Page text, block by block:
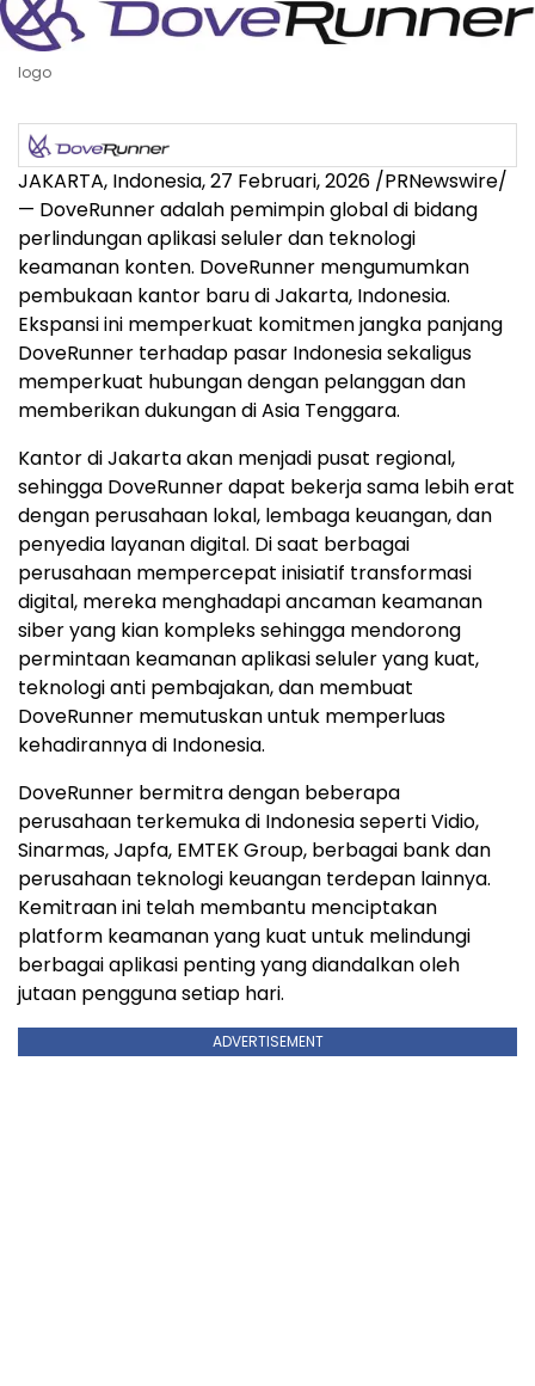
logo
JAKARTA, Indonesia,27 Februari, 2026 /PRNewswire/
— DoveRunner adalah pemimpin global di bidang
perlindungan aplikasi seluler dan teknologi
keamanan konten. DoveRunner mengumumkan
pembukaan kantor baru di Jakarta, Indonesia.
Ekspansi ini memperkuat komitmen jangka panjang
DoveRunner terhadap pasar Indonesia sekaligus
memperkuat hubungan dengan pelanggan dan
memberikan dukungan di Asia Tenggara.
Kantor di Jakarta akan menjadi pusat regional,
sehingga DoveRunner dapat bekerja sama lebih erat
dengan perusahaan lokal, lembaga keuangan, dan
penyedia layanan digital. Di saat berbagai
perusahaan mempercepat inisiatif transformasi
digital, mereka menghadapi ancaman keamanan
siber yang kian kompleks sehingga mendorong
permintaan keamanan aplikasi seluler yang kuat,
teknologi anti pembajakan, dan membuat
DoveRunner memutuskan untuk memperluas
kehadirannya di Indonesia.
DoveRunner bermitra dengan beberapa
perusahaan terkemuka di Indonesia seperti Vidio,
Sinarmas, Japfa, EMTEK Group, berbagai bank dan
perusahaan teknologi keuangan terdepan lainnya.
Kemitraan ini telah membantu menciptakan
platform keamanan yang kuat untuk melindungi
berbagai aplikasi penting yang diandalkan oleh
jutaan pengguna setiap hari.
ADVERTISEMENT